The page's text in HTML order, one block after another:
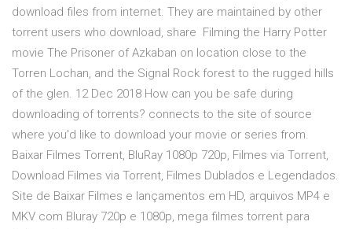
download files from internet. They are maintained by other
torrent users who download, share Filming the Harry Potter
movie The Prisoner of Azkaban on location close to the
Torren Lochan, and the Signal Rock forest to the rugged hills
of the glen. 12 Dec 2018 How can you be safe during
downloading of torrents? connects to the site of source
where you'd like to download your movie or series from.
Baixar Filmes Torrent, BluRay 1080p 720p, Filmes via Torrent,
Download Filmes via Torrent, Filmes Dublados e Legendados.
Site de Baixar Filmes e lançamentos em HD, arquivos MP4 e
MKV com Bluray 720p e 1080p, mega filmes torrent para